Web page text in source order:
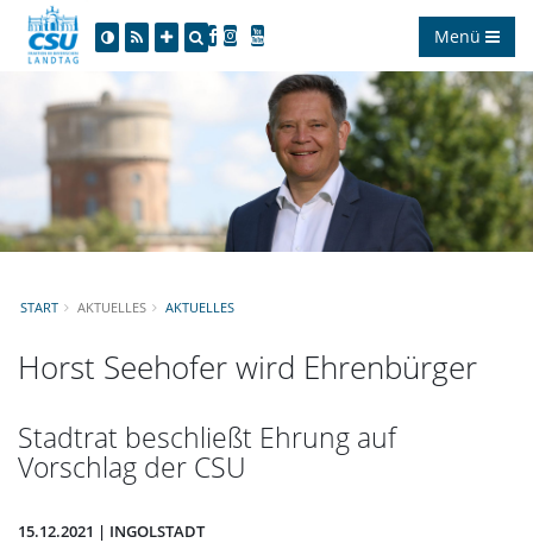
Menü
START AKTUELLES AKTUELLES
Horst Seehofer wird Ehrenbürger
Stadtrat beschließt Ehrung auf
Vorschlag der CSU
15.12.2021 | INGOLSTADT